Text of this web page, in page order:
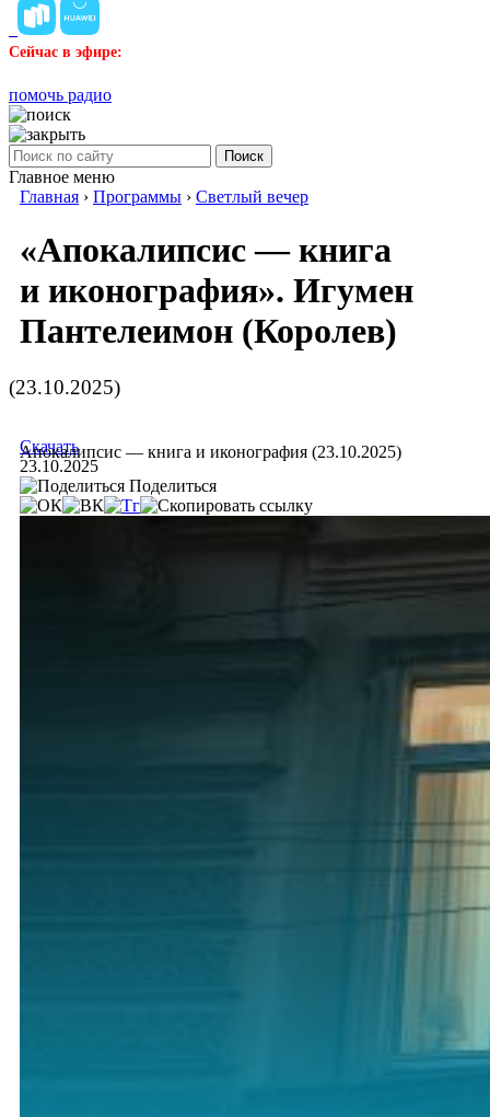
Сейчас в эфире:
помочь радио
Поиск
Главное меню
Главная › Программы › Светлый вечер
«Апокалипсис — книга
и иконография». Игумен
Пантелеимон (Королев)
(23.10.2025)
Апокалипсис — книга и иконография (23.10.2025)
Скачать
23.10.2025
Поделиться